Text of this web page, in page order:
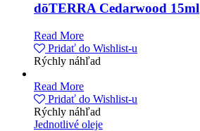
dōTERRA Cedarwood 15ml
Read More
Pridať do Wishlist-u
Rýchly náhľad
Read More
Pridať do Wishlist-u
Rýchly náhľad
Jednotlivé oleje